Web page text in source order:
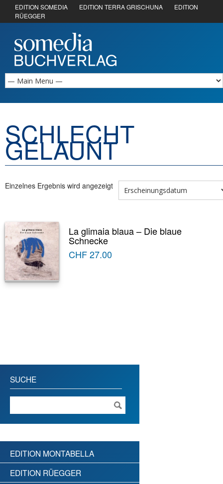
EDITION SOMEDIA EDITION TERRA GRISCHUNA
EDITION
RÜEGGER
SCHLECHT
GELAUNT
Einzelnes Ergebnis wird angezeigt
La glimaia blaua – Die blaue
Schnecke
CHF27.00
SUCHE
EDITION MONTABELLA
EDITION RÜEGGER